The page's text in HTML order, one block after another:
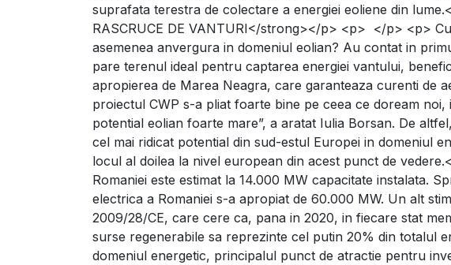
suprafata terestra de colectare a energiei eoliene din
RASCRUCE DE VANTURI</strong></p> <p> </p> <p>
asemenea anvergura in domeniul eolian? Au contat in
pare terenul ideal pentru captarea energiei vantului,
apropierea de Marea Neagra, care garanteaza curenti de
proiectul CWP s-a pliat foarte bine pe ceea ce doream
potential eolian foarte mare”, a aratat Iulia Borsan. De
cel mai ridicat potential din sud-estul Europei in domeniul
locul al doilea la nivel european din acest punct de
Romaniei este estimat la 14.000 MW capacitate instalata.
electrica a Romaniei s-a apropiat de 60.000 MW. Un alt
2009/28/CE, care cere ca, pana in 2020, in fiecare stat
surse regenerabile sa reprezinte cel putin 20% din totalul
domeniul energetic, principalul punct de atractie pentru